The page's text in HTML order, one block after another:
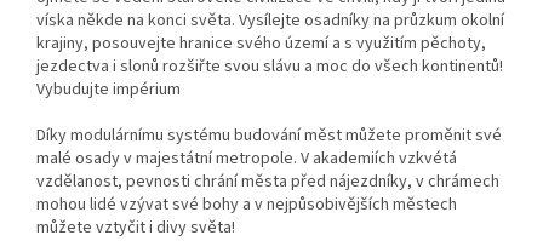
víska někde na konci světa. Vysílejte osadníky na průzkum okolní
krajiny, posouvejte hranice svého území a s využitím pěchoty,
jezdectva i slonů rozšiřte svou slávu a moc do všech kontinentů!
Vybudujte impérium
Díky modulárnímu systému budování měst můžete proměnit své
malé osady v majestátní metropole. V akademiích vzkvétá
vzdělanost, pevnosti chrání města před nájezdníky, v chrámech
mohou lidé vzývat své bohy a v nejpůsobivějších městech
můžete vztyčit i divy světa!